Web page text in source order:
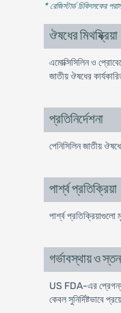
* রেজিস্টার্ড চিকিৎসকের
ঔষধের মিথষ্ক্রিয়া
এমোক্সিসিলিন ও
জাতীয় ঔষধের
প্রতিনির্দেশনা
পেনিসিলিন জাতীয়
পার্শ্ব প্রতিক্রিয়া
পার্শ্ব
গর্ভাবস্থায় ও
US FDA-এর
কেবল সুনির্দিষ্টভাবে